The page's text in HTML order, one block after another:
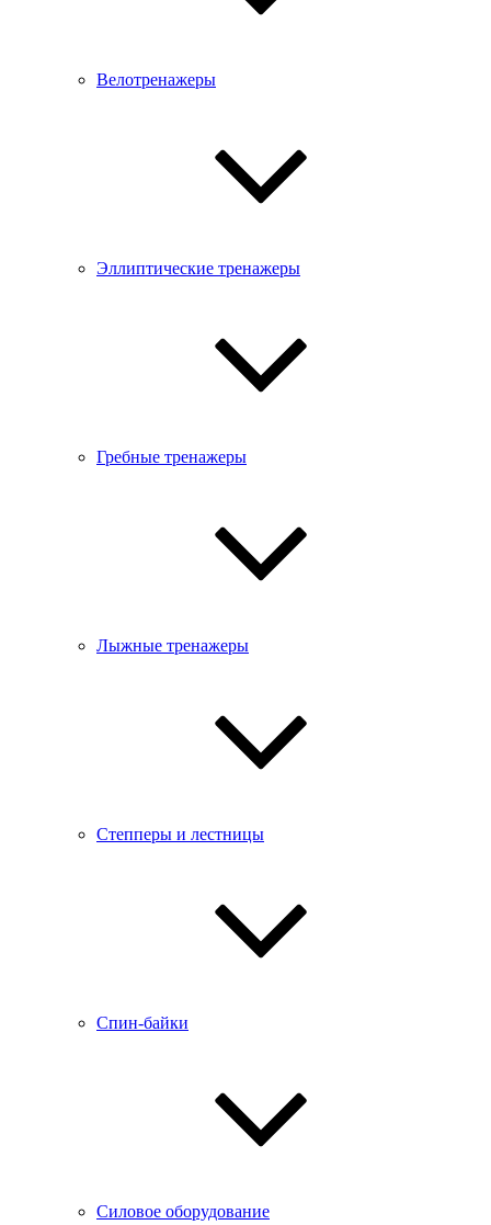
Велотренажеры
Эллиптические тренажеры
Гребные тренажеры
Лыжные тренажеры
Степперы и лестницы
Спин-байки
Силовое оборудование